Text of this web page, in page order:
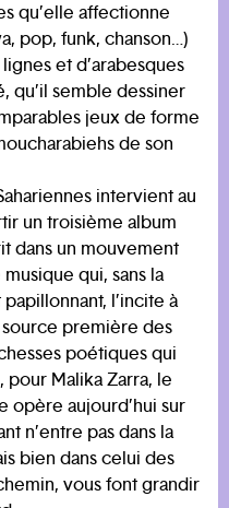
qu’elle affectionne
pop, funk, chanson…)
et d’arabesques
qu’il semble dessiner
jeux de forme
de son
intervient au
un troisième album
dans un mouvement
qui, sans la
l’incite à
source première des
poétiques qui
pour Malika Zarra, le
opère aujourd’hui sur
n’entre pas dans la
bien dans celui des
vous font grandir